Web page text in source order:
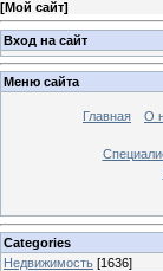
[Мой сайт]
Вход на сайт
Меню сайта
Главная О
Categories
Недвижимость [1636]